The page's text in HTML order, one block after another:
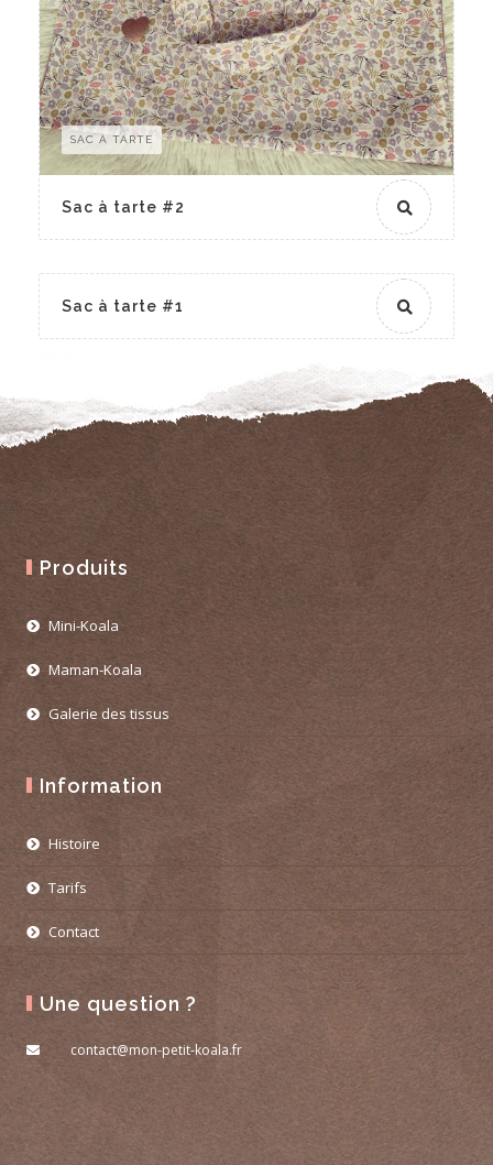
Sac à tarte #2
SAC À TARTE
Sac à tarte #1
SAC À TARTE
Produits
Mini-Koala
Maman-Koala
Galerie des tissus
Information
Histoire
Tarifs
Contact
Une question ?
contact@mon-petit-koala.fr